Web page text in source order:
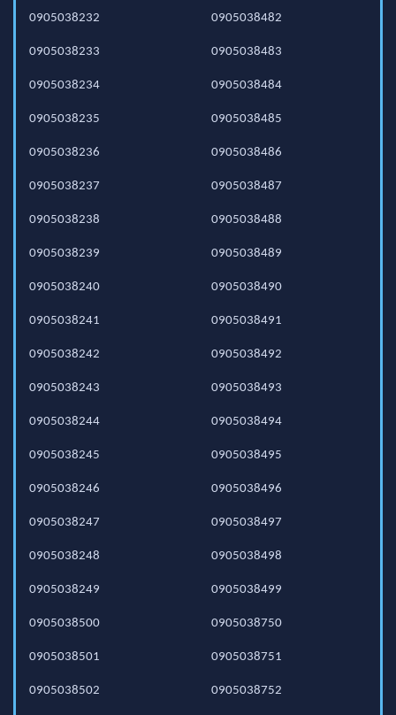
0905038232
0905038233
0905038234
0905038235
0905038236
0905038237
0905038238
0905038239
0905038240
0905038241
0905038242
0905038243
0905038244
0905038245
0905038246
0905038247
0905038248
0905038249
0905038482
0905038483
0905038484
0905038485
0905038486
0905038487
0905038488
0905038489
0905038490
0905038491
0905038492
0905038493
0905038494
0905038495
0905038496
0905038497
0905038498
0905038499
0905038500
0905038501
0905038502
0905038750
0905038751
0905038752